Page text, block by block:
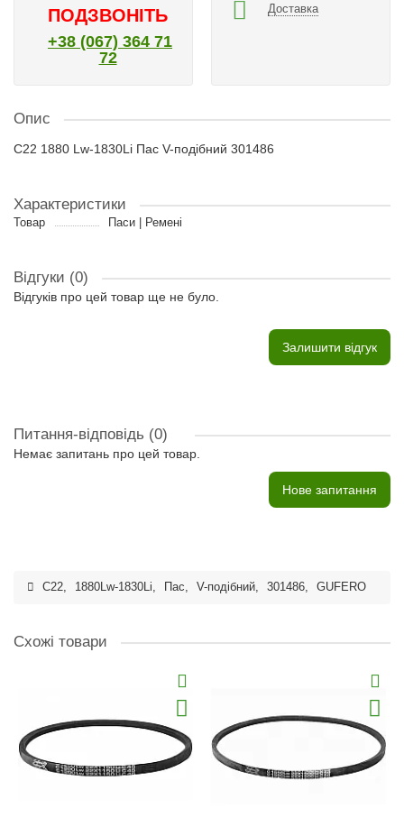
ПОДЗВОНІТЬ
+38 (067) 364 71
72
Доставка
Опис
C22 1880 Lw-1830Li Пас V-подібний 301486
Характеристики
Товар Паси | Ремені
Відгуки (0)
Відгуків про цей товар ще не було.
Залишити відгук
Питання-відповідь (0)
Немає запитань про цей товар.
Нове запитання
C22, 1880Lw-1830Li, Пас, V-подібний, 301486, GUFERO
Схожі товари